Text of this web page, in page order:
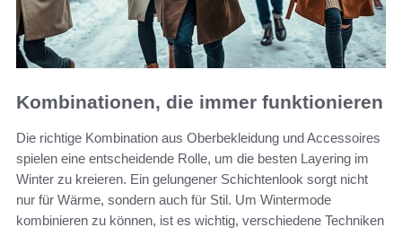
Kombinationen, die immer funktionieren
Die richtige Kombination aus Oberbekleidung und Accessoires
spielen eine entscheidende Rolle, um die besten Layering im
Winter zu kreieren. Ein gelungener Schichtenlook sorgt nicht
nur für Wärme, sondern auch für Stil. Um Wintermode
kombinieren zu können, ist es wichtig, verschiedene Techniken